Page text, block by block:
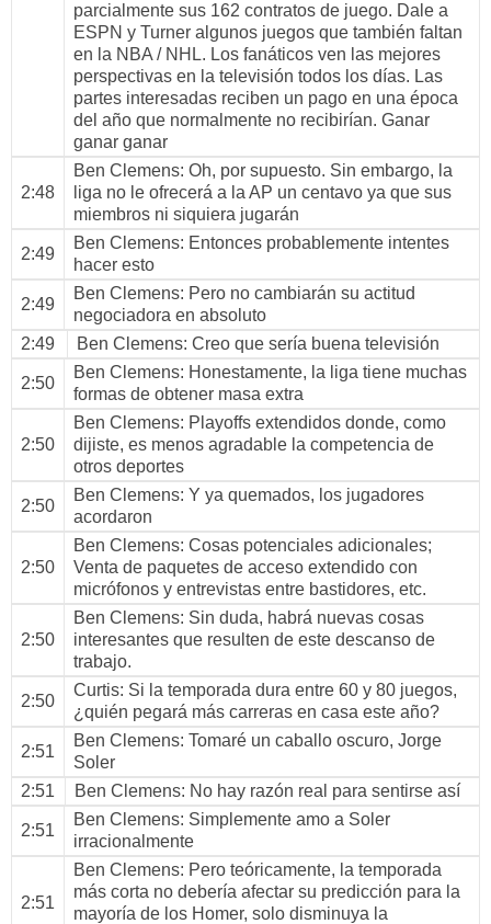
parcialmente sus 162 contratos de juego. Dale a
ESPN y Turner algunos juegos que también faltan
en la NBA / NHL. Los fanáticos ven las mejores
perspectivas en la televisión todos los días. Las
partes interesadas reciben un pago en una época
del año que normalmente no recibirían. Ganar
ganar ganar
2:48
Ben Clemens: Oh, por supuesto. Sin embargo, la
liga no le ofrecerá a la AP un centavo ya que sus
miembros ni siquiera jugarán
2:49
Ben Clemens: Entonces probablemente intentes
hacer esto
2:49
Ben Clemens: Pero no cambiarán su actitud
negociadora en absoluto
2:49
Ben Clemens: Creo que sería buena televisión
2:50
Ben Clemens: Honestamente, la liga tiene muchas
formas de obtener masa extra
2:50
Ben Clemens: Playoffs extendidos donde, como
dijiste, es menos agradable la competencia de
otros deportes
2:50
Ben Clemens: Y ya quemados, los jugadores
acordaron
2:50
Ben Clemens: Cosas potenciales adicionales;
Venta de paquetes de acceso extendido con
micrófonos y entrevistas entre bastidores, etc.
2:50
Ben Clemens: Sin duda, habrá nuevas cosas
interesantes que resulten de este descanso de
trabajo.
2:50
Curtis: Si la temporada dura entre 60 y 80 juegos,
¿quién pegará más carreras en casa este año?
2:51
Ben Clemens: Tomaré un caballo oscuro, Jorge
Soler
2:51
Ben Clemens: No hay razón real para sentirse así
2:51
Ben Clemens: Simplemente amo a Soler
irracionalmente
2:51
Ben Clemens: Pero teóricamente, la temporada
más corta no debería afectar su predicción para la
mayoría de los Homer, solo disminuya la